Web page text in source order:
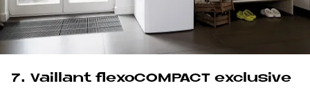
7. Vail­lant flexo­COM­PACT ex­clu­si­ve